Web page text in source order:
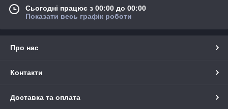
Сьогодні працює з 00:00 до 00:00
Показати весь графік роботи
Про нас
Контакти
Доставка та оплата